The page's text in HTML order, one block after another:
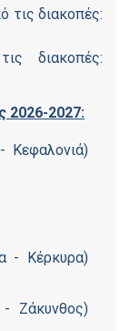
τις διακοπές:
διακοπές:
2026-2027:
Κεφαλονιά)
- Κέρκυρα)
- Ζάκυνθος)